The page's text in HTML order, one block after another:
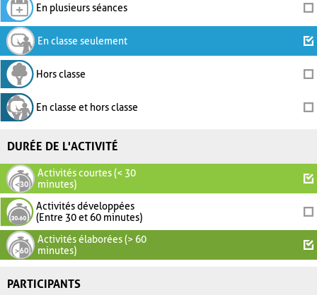
En plusieurs séances
En classe seulement
Hors classe
En classe et hors classe
DURÉE DE L'ACTIVITÉ
Activités courtes (< 30
minutes)
Activités développées
(Entre 30 et 60 minutes)
Activités élaborées (> 60
minutes)
PARTICIPANTS